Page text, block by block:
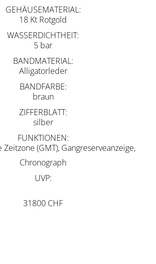
GEHÄUSEMATERIAL
18 Kt Rotgold
WASSERDICHTHEIT
5 bar
BANDMATERIAL
Alligatorleder
BANDFARBE
braun
ZIFFERBLATT
silber
FUNKTIONEN
Zeitzone (GMT), Gangreserveanzeige,
Chronograph
UVP
31800 CHF